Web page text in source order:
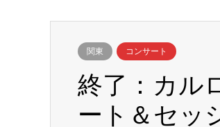
関東 コンサート
終了：カル
ート＆セッ